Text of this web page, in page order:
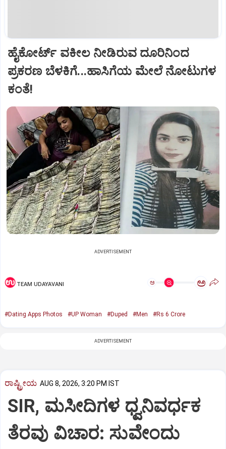
ಹೈಕೋರ್ಟ್‌ ವಕೀಲ ನೀಡಿರುವ ದೂರಿನಿಂದ
ಪ್ರಕರಣ ಬೆಳಕಿಗೆ...ಹಾಸಿಗೆಯ ಮೇಲೆ ನೋಟುಗಳ
ಕಂತೆ!
ADVERTISEMENT
TEAM UDAYAVANI ಅ ಅ
#Dating Apps Photos #UP Woman #Duped #Men #Rs 6 Crore
ADVERTISEMENT
ರಾಷ್ಟ್ರೀಯ AUG 8, 2026, 3:20 PM IST
SIR, ಮಸೀದಿಗಳ ಧ್ವನಿವರ್ಧಕ
ತೆರವು ವಿಚಾರ: ಸುವೇಂದು